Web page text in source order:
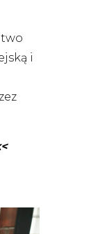
i